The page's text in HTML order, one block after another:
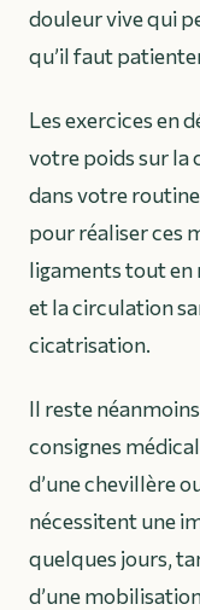
douleur vive qui
qu’il faut
Les exercices en
votre poids sur la
dans votre
pour réaliser ces
ligaments tout
et la circulation
cicatrisation.
Il reste
consignes
d’une chevillère
nécessitent une
quelques jours,
d’une